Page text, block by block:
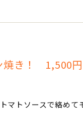
焼き！ 1,500円
マトソースで絡めて